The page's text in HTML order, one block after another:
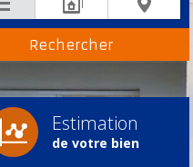
Estimation
de votre bien